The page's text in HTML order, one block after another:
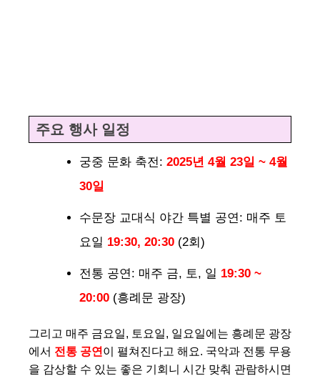
주요 행사 일정
궁중 문화 축전: 2025년 4월 23일 ~ 4월
30일
수문장 교대식 야간 특별 공연: 매주 토
요일 19:30, 20:30 (2회)
전통 공연: 매주 금, 토, 일 19:30 ~
20:00 (흥례문 광장)
그리고 매주 금요일, 토요일, 일요일에는 흥례문 광장
에서 전통 공연 이 펼쳐진다고 해요. 국악과 전통 무용
을 감상할 수 있는 좋은 기회니 시간 맞춰 관람하시면